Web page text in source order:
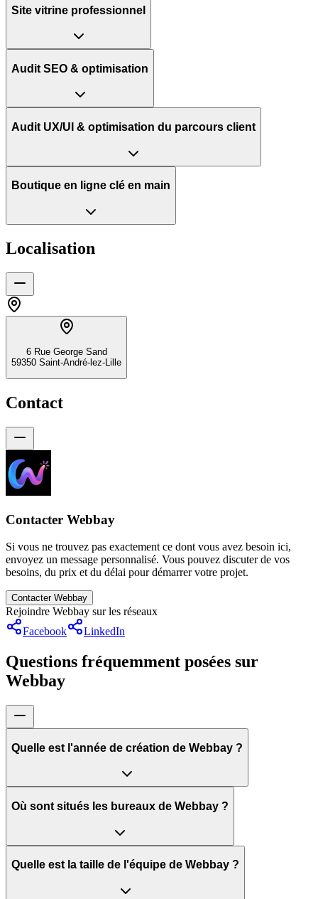
Site vitrine professionnel
Audit SEO & optimisation
Audit UX/UI & optimisation du parcours client
Boutique en ligne clé en main
Localisation
6 Rue George Sand
59350 Saint-André-lez-Lille
Contact
Contacter Webbay
Si vous ne trouvez pas exactement ce dont vous avez besoin ici,
envoyez un message personnalisé. Vous pouvez discuter de vos
besoins, du prix et du délai pour démarrer votre projet.
Contacter Webbay
Rejoindre Webbay sur les réseaux
Facebook
LinkedIn
Questions fréquemment posées sur
Webbay
Quelle est l'année de création de Webbay ?
Où sont situés les bureaux de Webbay ?
Quelle est la taille de l'équipe de Webbay ?